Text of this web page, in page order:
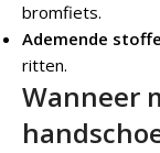
bromfiets.
Ademende
ritten.
Wanneer